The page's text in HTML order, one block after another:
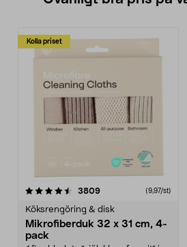
Kolla priset
3809recensioner (9,97/st)
Köksrengöring & disk
Mikrofiberduk 32 x 31 cm, 4-
pack
4.0av 5 stjärnor